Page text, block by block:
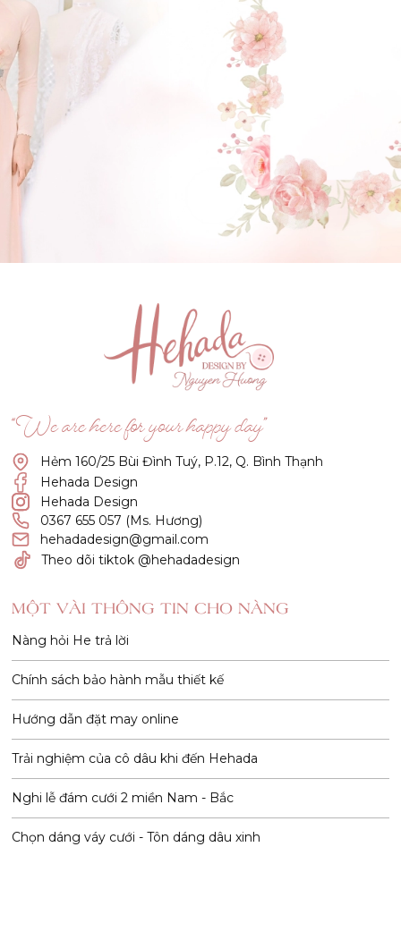
GẬT ĐẦU NHÉ NÀNG !
(Click vào đây để He và Nàng có 1 cuộc hẹn nà)
“We are here for your happy day”
Hẻm 160/25 Bùi Đình Tuý, P.12, Q. Bình Thạnh
Hehada Design
Hehada Design
0367 655 057 (Ms. Hương)
hehadadesign@gmail.com
Theo dõi tiktok @hehadadesign
MỘT VÀI THÔNG TIN CHO NÀNG
Nàng hỏi He trả lời
Chính sách bảo hành mẫu thiết kế
Hướng dẫn đặt may online
Trải nghiệm của cô dâu khi đến Hehada
Nghi lễ đám cưới 2 miền Nam - Bắc
Chọn dáng váy cưới - Tôn dáng dâu xinh